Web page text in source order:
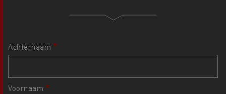
Achternaam
Voornaam